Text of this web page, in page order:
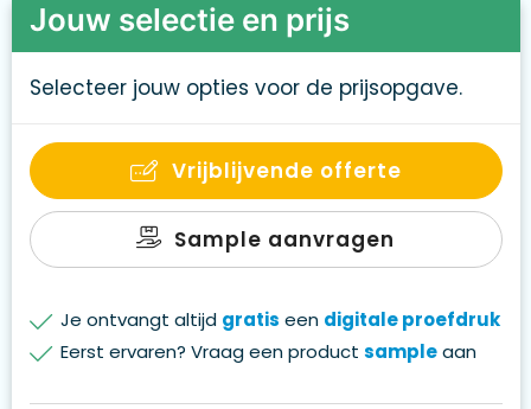
Jouw selectie en prijs
Selecteer jouw opties voor de prijsopgave.
Vrijblijvende offerte
Sample aanvragen
Je ontvangt altijd gratis een digitale proefdruk
Eerst ervaren? Vraag een product sampleaan